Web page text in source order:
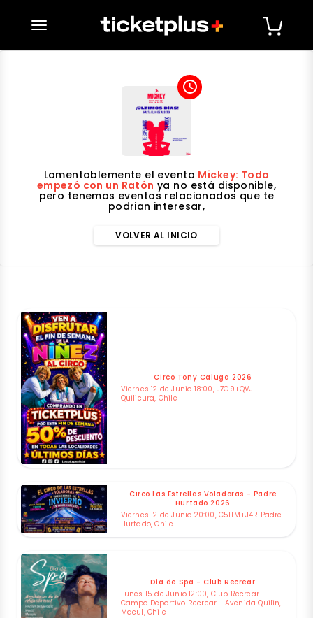
desplegar navegación
access_time
Lamentablemente el evento Mickey: Todo
empezó con un Ratón ya no está disponible,
pero tenemos eventos relacionados que te
podrian interesar,
VOLVER AL INICIO
Circo Tony Caluga 2026
Viernes 12 de Junio 18:00, J7G9+QVJ
Quilicura, Chile
Circo Las Estrellas Voladoras - Padre
Hurtado 2026
Viernes 12 de Junio 20:00, C5HM+J4R Padre
Hurtado, Chile
Dia de Spa - Club Recrear
Lunes 15 de Junio 12:00, Club Recrear -
Campo Deportivo Recrear - Avenida Quilin,
Macul, Chile